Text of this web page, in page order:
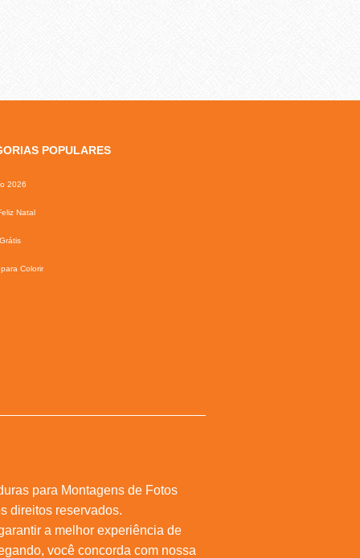
POPULARES
2026
Natal
Colorir
para Montagens de Fotos
direitos reservados.
a melhor experiência de
você concorda com nossa